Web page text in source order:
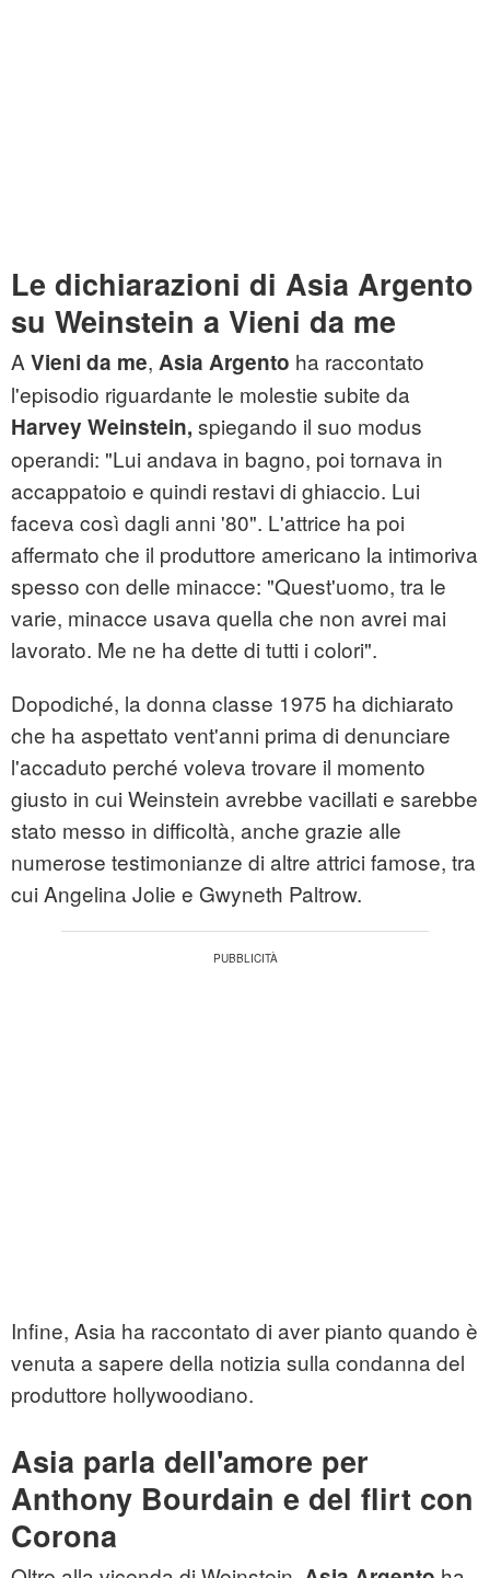
Le dichiarazioni di Asia Argento
su Weinstein a Vieni da me
A Vieni da me, Asia Argento ha raccontato
l'episodio riguardante le molestie subite da
Harvey Weinstein, spiegando il suo modus
operandi: "Lui andava in bagno, poi tornava in
accappatoio e quindi restavi di ghiaccio. Lui
faceva così dagli anni '80". L'attrice ha poi
affermato che il produttore americano la intimoriva
spesso con delle minacce: "Quest'uomo, tra le
varie, minacce usava quella che non avrei mai
lavorato. Me ne ha dette di tutti i colori".
Dopodiché, la donna classe 1975 ha dichiarato
che ha aspettato vent'anni prima di denunciare
l'accaduto perché voleva trovare il momento
giusto in cui Weinstein avrebbe vacillati e sarebbe
stato messo in difficoltà, anche grazie alle
numerose testimonianze di altre attrici famose, tra
cui Angelina Jolie e Gwyneth Paltrow.
Infine, Asia ha raccontato di aver pianto quando è
venuta a sapere della notizia sulla condanna del
produttore hollywoodiano.
Asia parla dell'amore per
Anthony Bourdain e del flirt con
Corona